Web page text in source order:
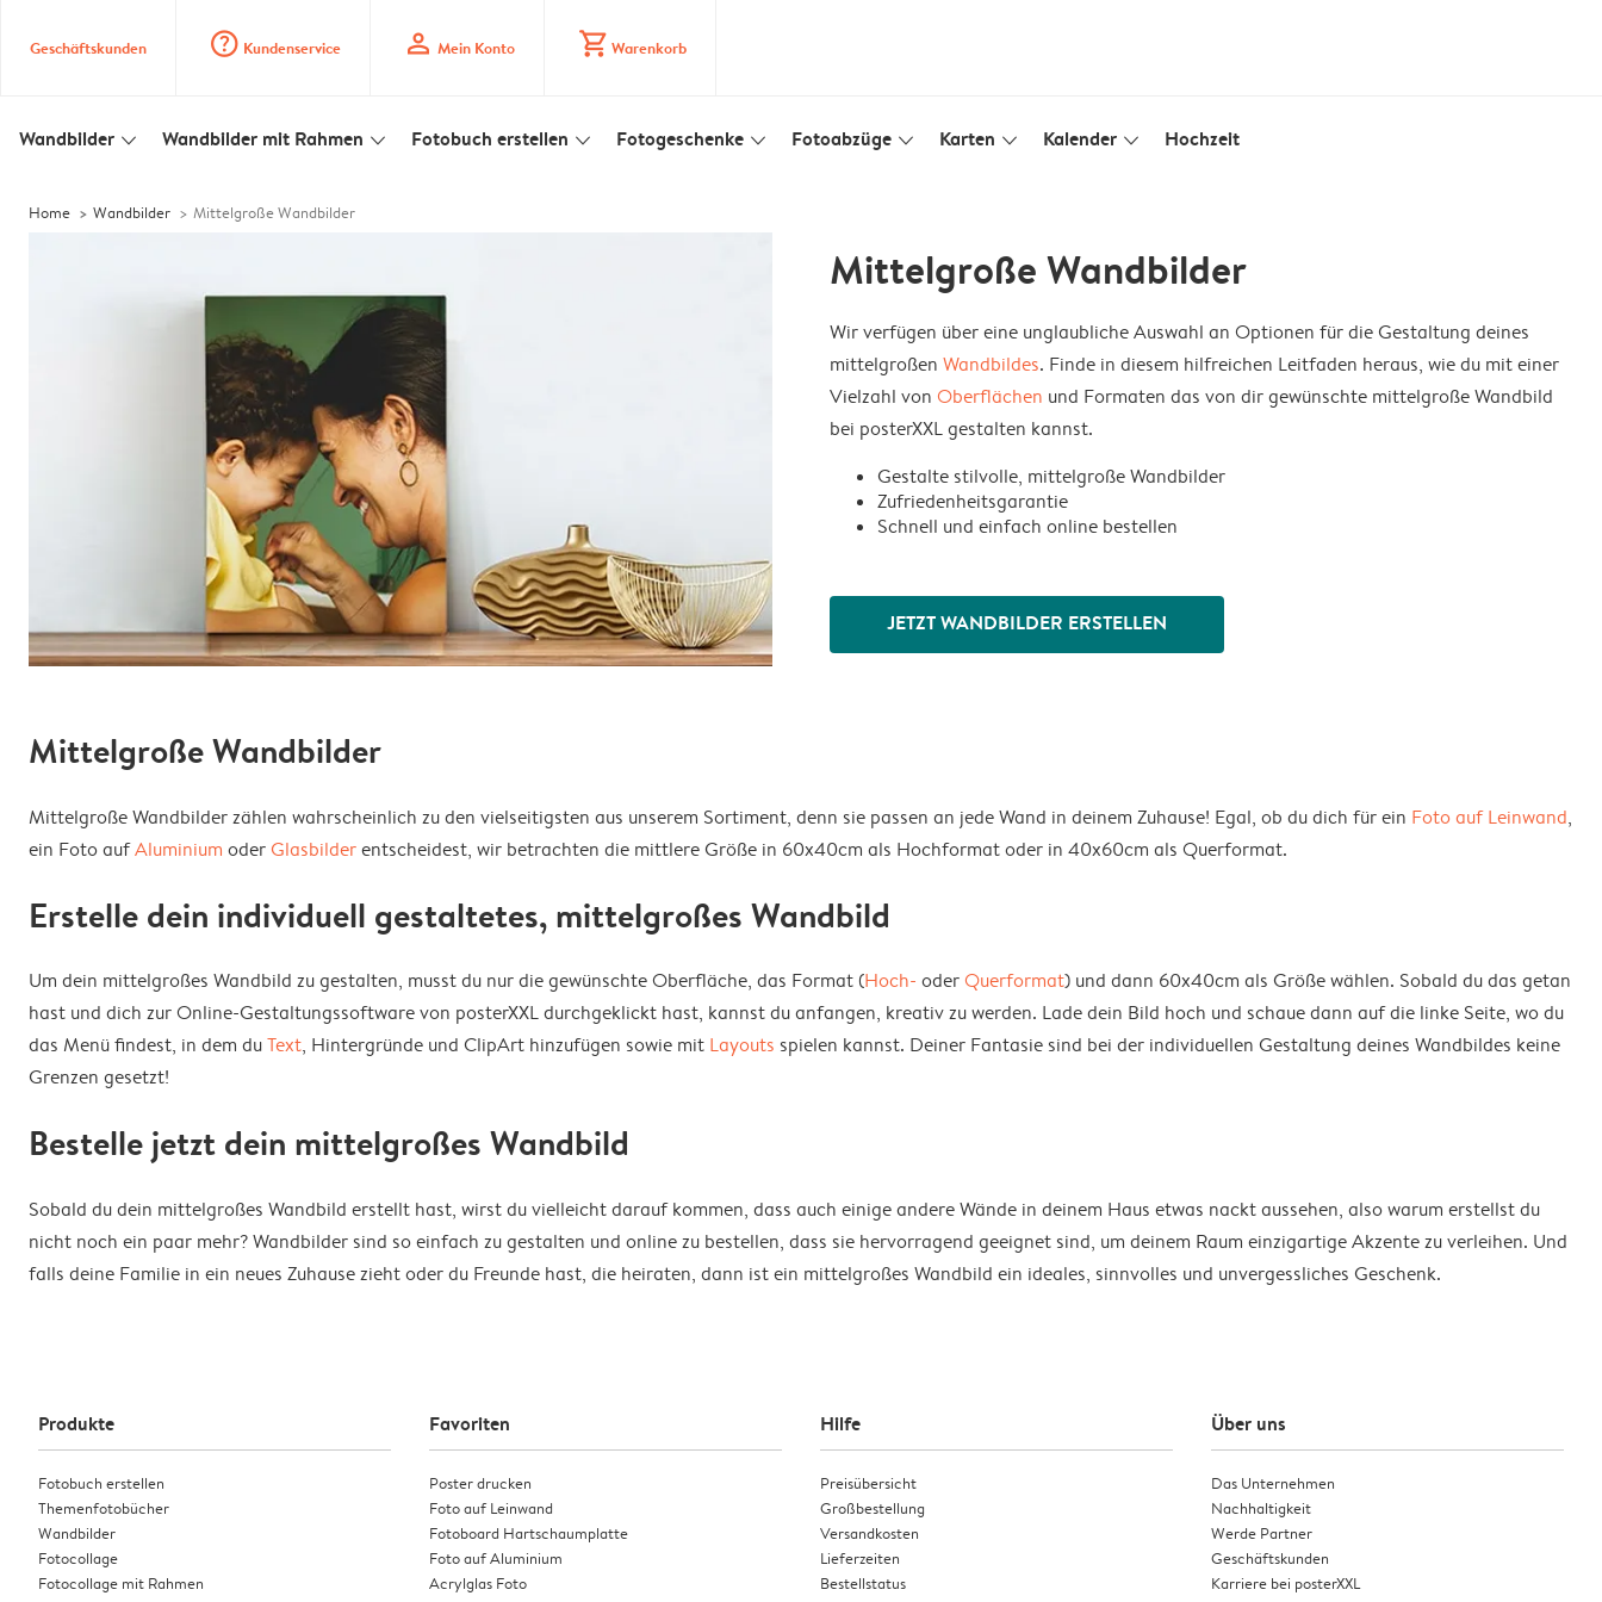
Geschäftskunden question_mark_circle Kundenservice profile Mein Konto shopping_cart Warenkorb
Wandbilder slim_arrow_down Wandbilder mit Rahmen slim_arrow_down Fotobuch erstellen slim_arrow_down Fotogeschenke slim_arrow_down Fotoabzüge slim_arrow_down Karten slim_arrow_down Kalender slim_arrow_down Hochzeit
Home Wandbilder Mittelgroße Wandbilder
Mittelgroße Wandbilder
Wir verfügen über eine unglaubliche Auswahl an Optionen für die Gestaltung deines
mittelgroßen Wandbildes. Finde in diesem hilfreichen Leitfaden heraus, wie du mit einer
Vielzahl von Oberflächen und Formaten das von dir gewünschte mittelgroße Wandbild
bei posterXXL gestalten kannst.
Gestalte stilvolle, mittelgroße Wandbilder
Zufriedenheitsgarantie
Schnell und einfach online bestellen
JETZT WANDBILDER ERSTELLEN
Mittelgroße Wandbilder
Mittelgroße Wandbilder zählen wahrscheinlich zu den vielseitigsten aus unserem Sortiment, denn sie passen an jede Wand in deinem Zuhause! Egal, ob du dich für ein Foto auf Leinwand,
ein Foto aufAluminium oderGlasbilderentscheidest, wir betrachten die mittlere Größe in 60x40cm als Hochformat oder in 40x60cm als Querformat.
Erstelle dein individuell gestaltetes, mittelgroßes Wandbild
Um dein mittelgroßes Wandbild zu gestalten, musst du nur die gewünschte Oberfläche, das Format (Hoch- oderQuerformat) und dann 60x40cm als Größe wählen. Sobald du das getan
hast und dich zur Online-Gestaltungssoftware von posterXXL durchgeklickt hast, kannst du anfangen, kreativ zu werden. Lade dein Bild hoch und schaue dann auf die linke Seite, wo du
das Menü findest, in dem duText, Hintergründe und ClipArt hinzufügen sowie mit Layouts spielen kannst. Deiner Fantasie sind bei der individuellen Gestaltung deines Wandbildes keine
Grenzen gesetzt!
Bestelle jetzt dein mittelgroßes Wandbild
Sobald du dein mittelgroßes Wandbild erstellt hast, wirst du vielleicht darauf kommen, dass auch einige andere Wände in deinem Haus etwas nackt aussehen, also warum erstellst du
nicht noch ein paar mehr? Wandbilder sind so einfach zu gestalten und online zu bestellen, dass sie hervorragend geeignet sind, um deinem Raum einzigartige Akzente zu verleihen. Und
falls deine Familie in ein neues Zuhause zieht oder du Freunde hast, die heiraten, dann ist ein mittelgroßes Wandbild ein ideales, sinnvolles und unvergessliches Geschenk.
Produkte
Fotobuch erstellen
Themenfotobücher
Wandbilder
Fotocollage
Fotocollage mit Rahmen
Favoriten
Poster drucken
Foto auf Leinwand
Fotoboard Hartschaumplatte
Foto auf Aluminium
Acrylglas Foto
Hilfe
Preisübersicht
Großbestellung
Versandkosten
Lieferzeiten
Bestellstatus
Über uns
Das Unternehmen
Nachhaltigkeit
Werde Partner
Geschäftskunden
Karriere bei posterXXL